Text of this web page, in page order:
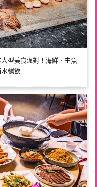
型美食派對！海鮮、生魚
水暢飲